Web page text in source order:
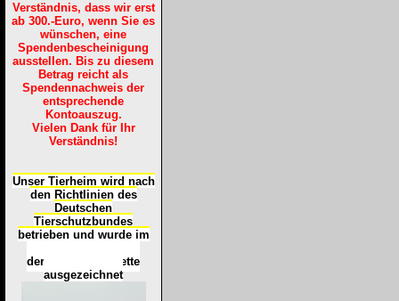
Verständnis, dass wir erst
ab 300.-Euro, wenn Sie es
wünschen, eine
Spendenbescheinigung
ausstellen. Bis zu diesem
Betrag reicht als
Spendennachweis der
entsprechende
Kontoauszug.
Vielen Dank für Ihr
Verständnis!
Unser Tierheim wird nach
den Richtlinien des
Deutschen
Tierschutzbundes
betrieben und wurde im
der
Tierheimplakette
ausgezeichnet